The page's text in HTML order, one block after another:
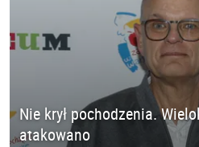
Nie krył pochodzenia.
atakowano